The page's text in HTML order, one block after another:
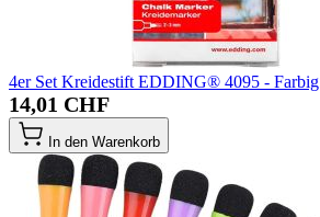
4er Set Kreidestift EDDING® 4095 - Farbig
14,01 CHF
In den Warenkorb